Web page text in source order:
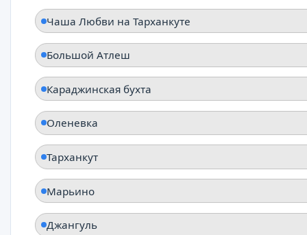
Чаша Любви на Тарханкуте
Большой Атлеш
Караджинская бухта
Оленевка
Тарханкут
Марьино
Джангуль